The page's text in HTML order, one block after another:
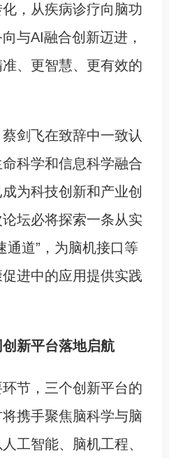
，从疾病诊疗向脑功
与AI融合创新迈进，
、更智慧、更有效的
飞在致辞中一致认
科学和信息科学融合
为科技创新和产业创
坛必将探索一条从实
通道”，为脑机接口等
进中的应用提供实践
新平台落地启航
节，三个创新平台的
携手聚焦脑科学与脑
工智能、脑机工程、